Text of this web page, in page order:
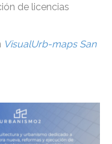
de licencias
VisualUrb-maps San